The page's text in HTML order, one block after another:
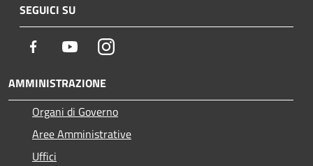
SEGUICI SU
Facebook YoutubeInstagram
AMMINISTRAZIONE
Organi di Governo
Aree Amministrative
Uffici